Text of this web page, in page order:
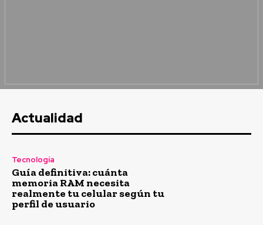
Actualidad
Tecnología
Guía definitiva: cuánta
memoria RAM necesita
realmente tu celular según tu
perfil de usuario